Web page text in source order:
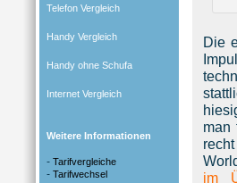
Telefon Vergleich
Handy Vergleich
Handy ohne Schufa
Internet Vergleich
Weitere Informationen
- Tarifvergleiche
- Tarifwechsel
Die
man
im